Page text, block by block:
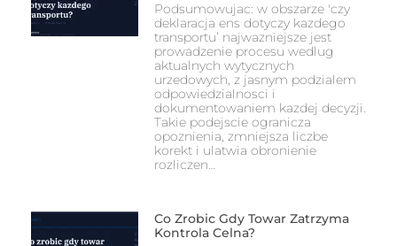
Podsumowujac: w obszarze 'czy
deklaracja ens dotyczy kazdego
transportu’ najwazniejsze jest
prowadzenie procesu wedlug
aktualnych wytycznych
urzedowych, z jasnym podzialem
odpowiedzialnosci i
dokumentowaniem kazdej decyzji.
Takie podejscie ogranicza
opoznienia, zmniejsza liczbe
korekt i ulatwia obronienie
rozliczen…
Co Zrobic Gdy Towar Zatrzyma
Kontrola Celna?